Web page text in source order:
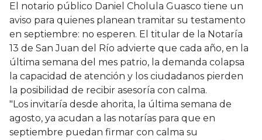
El notario público Daniel Cholula Guasco tiene un
aviso para quienes planean tramitar su testamento
en septiembre: no esperen. El titular de la Notaría
13 de San Juan del Río advierte que cada año, en la
última semana del mes patrio, la demanda colapsa
la capacidad de atención y los ciudadanos pierden
la posibilidad de recibir asesoría con calma.
"Los invitaría desde ahorita, la última semana de
agosto, ya acudan a las notarías para que en
septiembre puedan firmar con calma su